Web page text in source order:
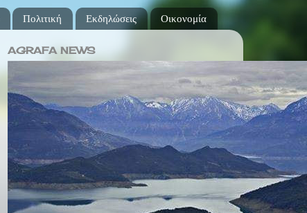
Πολιτική Εκδηλώσεις Οικονομία
AGRAFA NEWS